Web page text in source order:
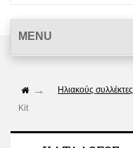
MENU
Ηλιακούς συλλέκτες
Kit